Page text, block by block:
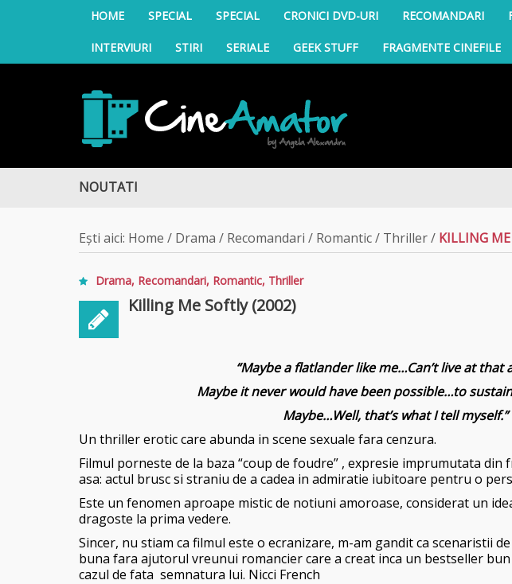
HOME SPECIAL SPECIAL CRONICI DVD-URI RECOMANDARI
INTERVIURI STIRI SERIALE GEEK STUFF FRAGMENTE CINEFILE
CineAmator
NOUTATI
Ești aici: Home / Drama / Recomandari / Romantic/ Thriller/ KILLING
Drama, Recomandari, Romantic, Thriller
Killing Me Softly (2002)
“Maybe a flatlander like me…Can’t live at that
Maybe it never would have been possible…to
Maybe…Well, that’s what I tell myself.”
Un thriller erotic care abunda in scene sexuale fara cenzura.
Filmul porneste de la baza “coup de foudre” , expresie imprumutata din
asa: actul brusc si straniu de a cadea in admiratie iubitoare pentru o
Este un fenomen aproape mistic de notiuni amoroase, considerat un
dragoste la prima vedere.
Sincer, nu stiam ca filmul este o ecranizare, m-am gandit ca scenaristii
buna fara ajutorul vreunui romancier care a creat inca un bestseller
cazul de fata semnatura lui. Nicci French